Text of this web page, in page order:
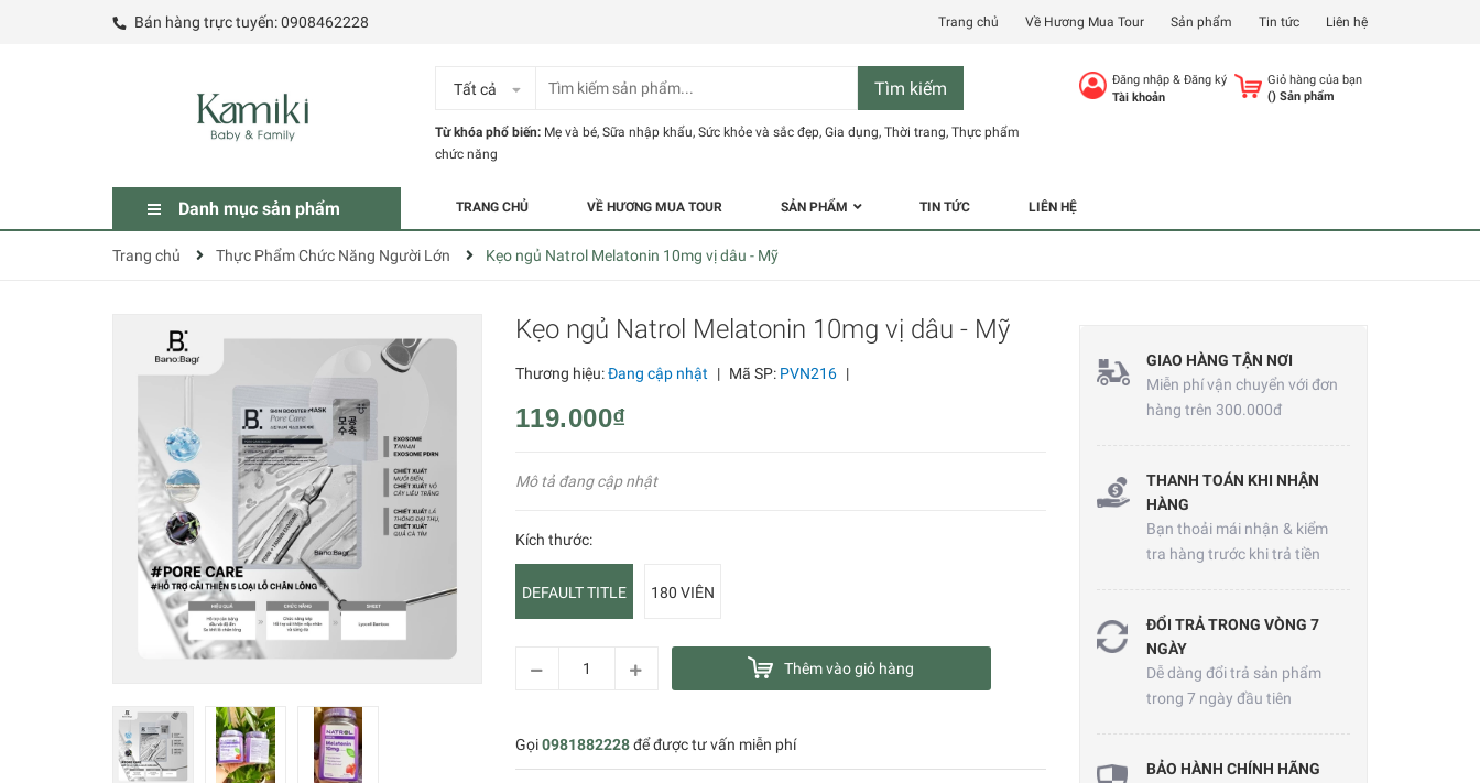
Bán hàng trực tuyến:0908462228 Trang chủ Về Hương Mua Tour Sản phẩm Tin tức Liên hệ
Tất cả Tìm kiếm
Từ khóa phổ biến: Mẹ và bé, Sữa nhập khẩu, Sức khỏe và sắc đẹp, Gia dụng, Thời trang, Thực phẩm
chức năng
Đăng nhập& Đăng ký
Tài khoản
Giỏ hàng của bạn
() Sản phẩm
Danh mục sản phẩm TRANG CHỦ VỀ HƯƠNG MUA TOUR SẢN PHẨM TIN TỨC LIÊN HỆ
Trang chủ Thực Phẩm Chức Năng Người Lớn Kẹo ngủ Natrol Melatonin 10mg vị dâu - Mỹ
Kẹo ngủ Natrol Melatonin 10mg vị dâu - Mỹ
Thương hiệu:Đang cập nhật | Mã SP: PVN216 |
119.000₫
Mô tả đang cập nhật
Kích thước:
DEFAULT TITLE 180 VIÊN
Thêm vào giỏ hàng
Gọi0981882228để được tư vấn miễn phí
GIAO HÀNG TẬN NƠI
Miễn phí vận chuyển với đơn
hàng trên 300.000đ
THANH TOÁN KHI NHẬN
HÀNG
Bạn thoải mái nhận & kiểm
tra hàng trước khi trả tiền
ĐỔI TRẢ TRONG VÒNG 7
NGÀY
Dễ dàng đổi trả sản phẩm
trong 7 ngày đầu tiên
BẢO HÀNH CHÍNH HÃNG